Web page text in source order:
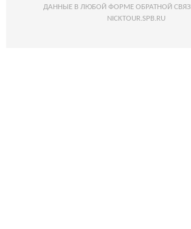
ДАННЫЕ В ЛЮБОЙ ФОРМЕ ОБРАТНОЙ
NICKTOUR.SPB.RU